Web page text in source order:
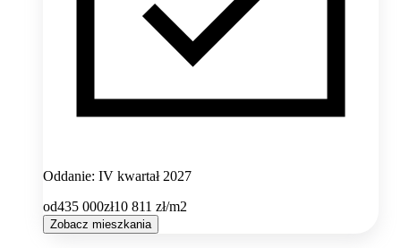
Oddanie: IV kwartał 2027
od435 000zł10 811 zł/m2
Zobacz mieszkania